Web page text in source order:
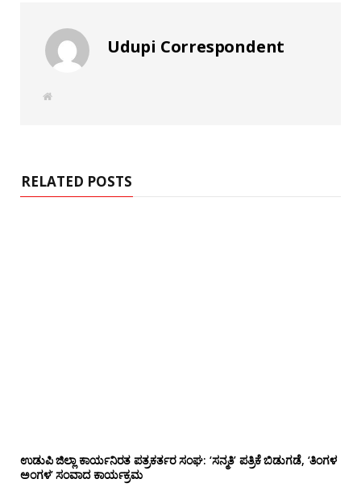
Udupi Correspondent
W
RELATED POSTS
ಉಡುಪಿ ಜಿಲ್ಲಾ ಕಾರ್ಯನಿರತ ಪತ್ರಕರ್ತರ ಸಂಘ: ‘ಸನ್ಮತಿ’ ಪತ್ರಿಕೆ ಬಿಡುಗಡೆ, ‘ತಿಂಗಳ
ಅಂಗಳ’ ಸಂವಾದ ಕಾರ್ಯಕ್ರಮ